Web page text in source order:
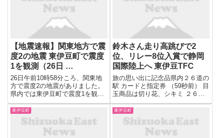
【地震速報】関東地方で震
度2の地震 東伊豆町で震度
1を観測（26日 …
26日午前10時58分ころ、関東地
方で震度2の地震がありました。
県内では東伊豆町で震度1を観測
しています。 震源地は千葉県南
東沖、震源の深さは60km、地震
の規模はM3.9と推定されます。
鈴木さん走り高跳びで2
位、リレー8位入賞で静岡
国際陸上へ 東伊豆TFC
旅の思い出に記念品県内２６道の
駅 カードと指定券 （59秒前） 目
玉商品は切り花、シキミ ２６日
に日曜朝市―熱海・渚小公園
（59秒前） ４月２４日 （59秒
前） 潮の響＝武器輸出解禁 （59
秒前） わたしが○○です＝松崎町
副町長 西ケ谷一...
東伊豆町 東伊豆町